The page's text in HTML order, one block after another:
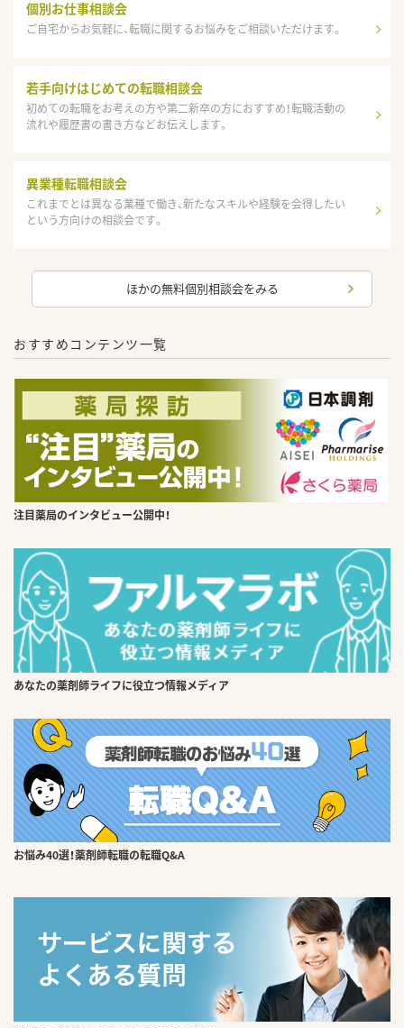
個別お仕事相談会
ご自宅からお気軽に、転職に関するお悩みをご相談いただけます。
若手向けはじめての転職相談会
初めての転職をお考えの方や第二新卒の方におすすめ！転職活動の
流れや履歴書の書き方などお伝えします。
異業種転職相談会
これまでとは異なる業種で働き、新たなスキルや経験を会得したい
という方向けの相談会です。
ほかの無料個別相談会をみる
おすすめコンテンツ一覧
注目薬局のインタビュー公開中！
あなたの薬剤師ライフに役立つ情報メディア
お悩み40選！薬剤師転職の転職Q&A